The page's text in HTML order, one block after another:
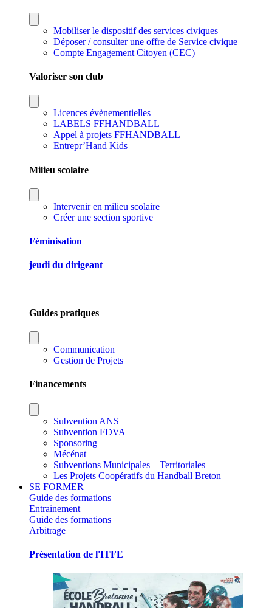
Mobiliser le dispositif des services civiques
Déposer / consulter une offre de Service civique
Compte Engagement Citoyen (CEC)
Valoriser son club
Licences évènementielles
LABELS FFHANDBALL
Appel à projets FFHANDBALL
Entrepr’Hand Kids
Milieu scolaire
Intervenir en milieu scolaire
Créer une section sportive
Féminisation
jeudi du dirigeant
Guides pratiques
Communication
Gestion de Projets
Financements
Subvention ANS
Subvention FDVA
Sponsoring
Mécénat
Subventions Municipales – Territoriales
Les Projets Coopératifs du Handball Breton
SE FORMER
Guide des formations
Entrainement
Guide des formations
Arbitrage
Présentation de l'ITFE